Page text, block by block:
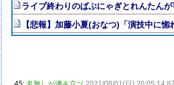
ライブ終わりのばぶにゃぎとれんたん
【悲報】加藤小夏(おなつ)「演技中に